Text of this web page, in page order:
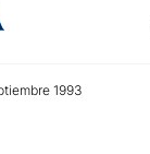
1993